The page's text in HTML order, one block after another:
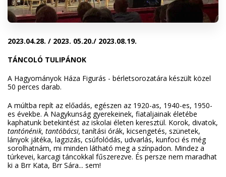
2023.04.28. / 2023. 05.20./ 2023.08.19.
TÁNCOLÓ TULIPÁNOK
A Hagyományok Háza Figurás - bérletsorozatára készült közel
50 perces darab.
A múltba repít az előadás, egészen az 1920-as, 1940-es, 1950-
es évekbe. A Nagykunság gyerekeinek, fiataljainak életébe
kaphatunk betekintést az iskolai életen keresztül. Korok, divatok,
tantónénik, tantóbácsi, tanítási órák, kicsengetés, szünetek,
lányok játéka, lagzizás, csúfolódás, udvarlás, kunfoci és még
sorolhatnám, mi minden látható meg a színpadon. Mindez a
túrkevei, karcagi táncokkal fűszerezve. És persze nem maradhat
ki a Brr Kata, Brr Sára... sem!